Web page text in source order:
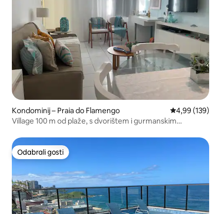
Kondominij – Praia do Flamengo Prosječna
4,99 (139)
Village 100 m od plaže, s dvorištem i gurmanskim
Odabrali gosti
Odabrali gosti